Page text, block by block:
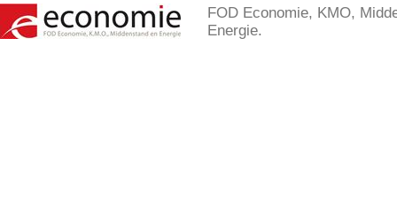
FOD Economie, KMO,
Energie.